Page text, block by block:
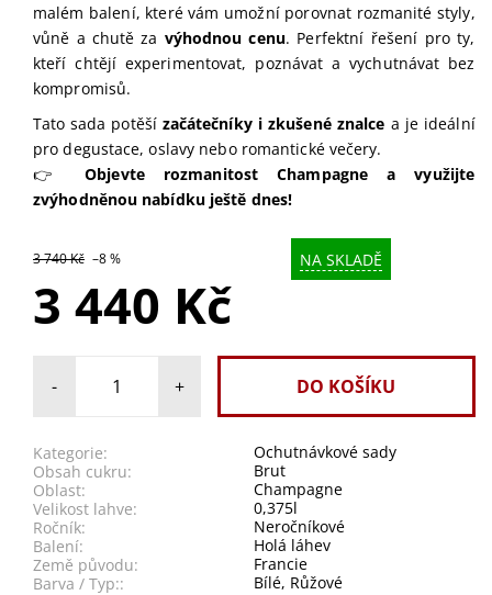
malém balení, které vám umožní porovnat rozmanité styly,
vůně a chutě za výhodnou cenu. Perfektní řešení pro ty,
kteří chtějí experimentovat, poznávat a vychutnávat bez
kompromisů.
Tato sada potěší začátečníky i zkušené znalce a je ideální
pro degustace, oslavy nebo romantické večery.
👉Objevte rozmanitost Champagne a využijte
zvýhodněnou nabídku ještě dnes!
3 740 Kč –8 % NA SKLADĚ
3 440 Kč
- +
Kategorie:
Ochutnávkové sady
Obsah cukru:
Brut
Oblast:
Champagne
Velikost lahve:
0,375l
Ročník:
Neročníkové
Balení:
Holá láhev
Země původu:
Francie
Barva / Typ::
Bílé, Růžové